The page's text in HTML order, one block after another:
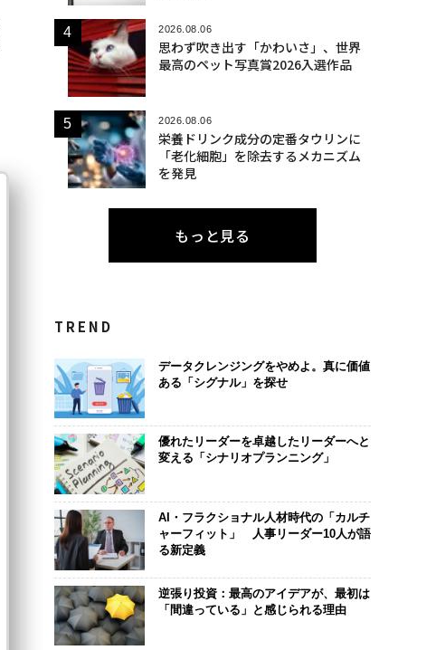
2026.08.06
思わず吹き出す「かわいさ」、世界
最高のペット写真賞2026入選作品
2026.08.06
栄養ドリンク成分の定番タウリンに
「老化細胞」を除去するメカニズム
を発見
もっと見る
TREND
データクレンジングをやめよ。真に価値
ある「シグナル」を探せ
優れたリーダーを卓越したリーダーへと
変える「シナリオプランニング」
AI・フラクショナル人材時代の「カルチ
ャーフィット」 人事リーダー10人が語
る新定義
逆張り投資：最高のアイデアが、最初は
「間違っている」と感じられる理由